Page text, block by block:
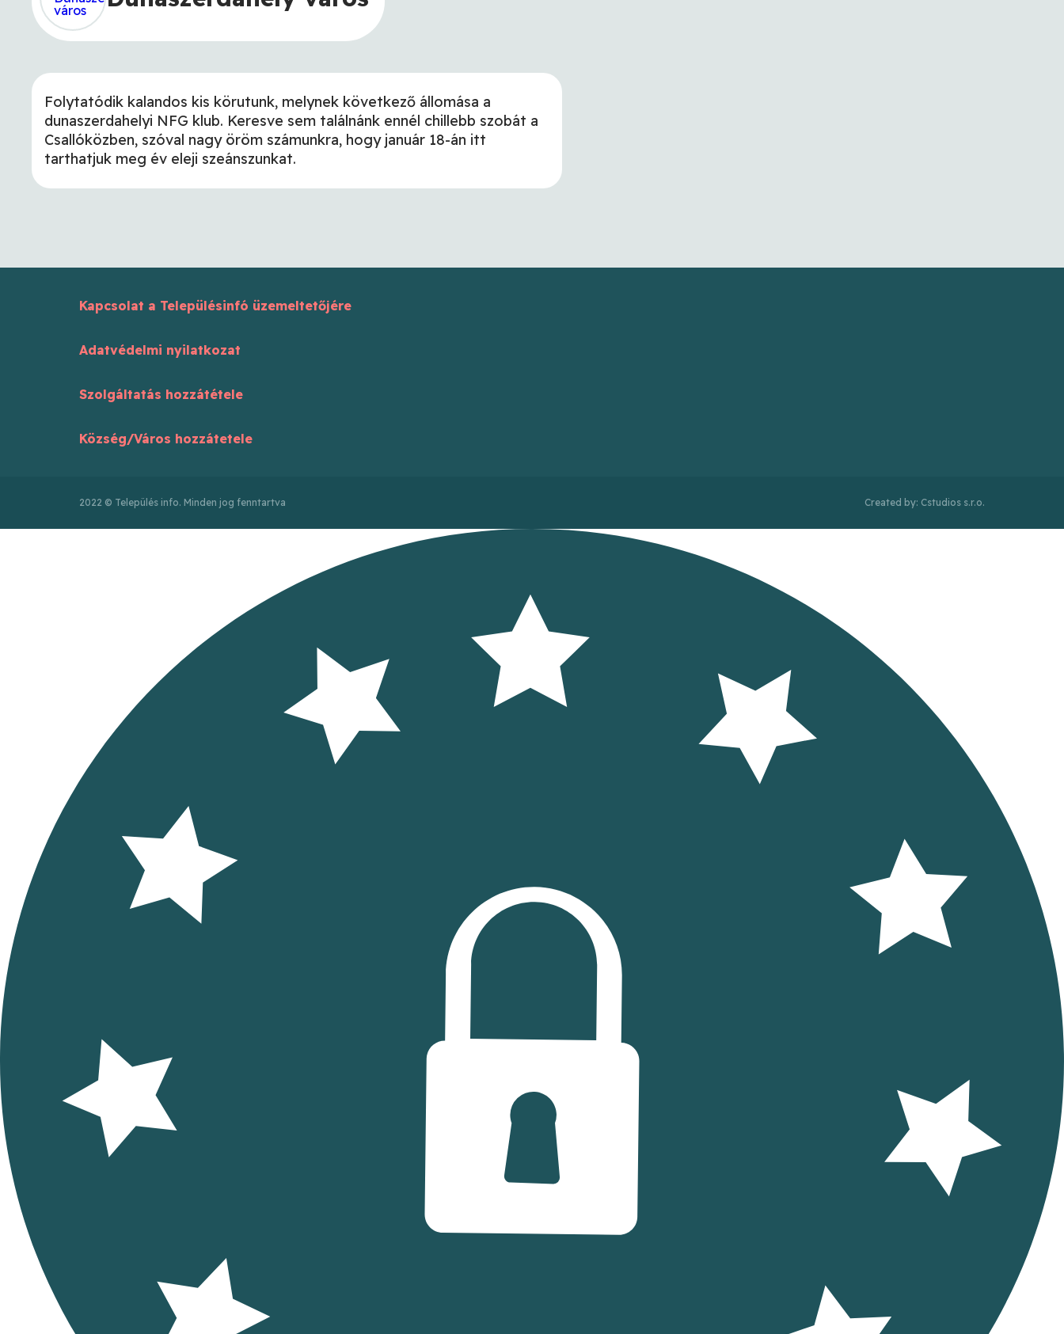
Folytatódik kalandos kis körutunk, melynek következő állomása a
dunaszerdahelyi NFG klub. Keresve sem találnánk ennél chillebb szobát a
Csallóközben, szóval nagy öröm számunkra, hogy január 18-án itt
tarthatjuk meg év eleji szeánszunkat.
Kapcsolat a Településinfó üzemeltetőjére
Adatvédelmi nyilatkozat
Szolgáltatás hozzátétele
Község/Város hozzátetele
2022 © Település info. Minden jog fenntartva Created by: Cstudios s.r.o.